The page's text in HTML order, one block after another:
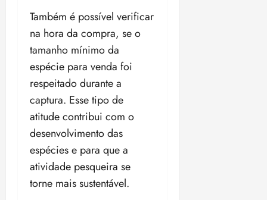
Também é possível verificar
na hora da compra, se o
tamanho mínimo da
espécie para venda foi
respeitado durante a
captura. Esse tipo de
atitude contribui com o
desenvolvimento das
espécies e para que a
atividade pesqueira se
torne mais sustentável.